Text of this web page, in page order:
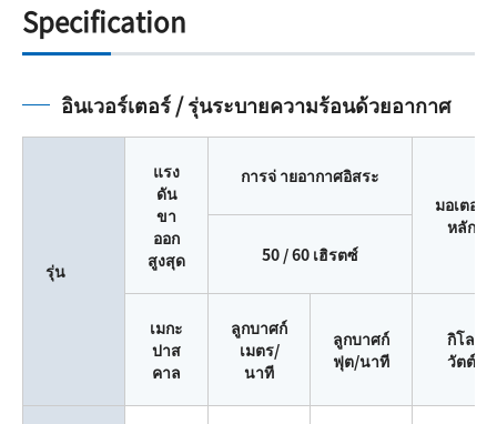
Specification
อินเวอร์เตอร์ / รุ่นระบายความร้อนด้วยอากาศ
รุ่น
แรง
ดัน
ขา
ออก
สูงสุด
การจ่ ายอากาศอิสระ
มอเตอร์
หลัก
50 / 60 เฮิรตซ์
เมกะ
ปาส
คาล
ลูกบาศก์
เมตร/
นาที
ลูกบาศก์
ฟุต/นาที
กิโล
วัตต์